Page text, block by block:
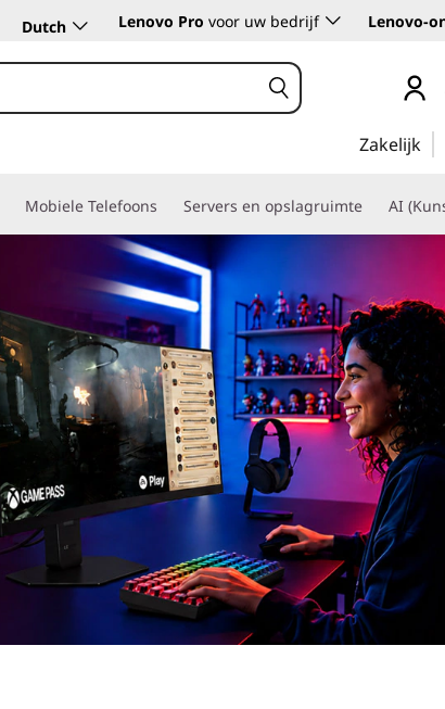
Dutch Lenovo Pro voor uw bedrijf Lenovo-
Zakelijk
Mobiele Telefoons Servers en opslagruimte AI